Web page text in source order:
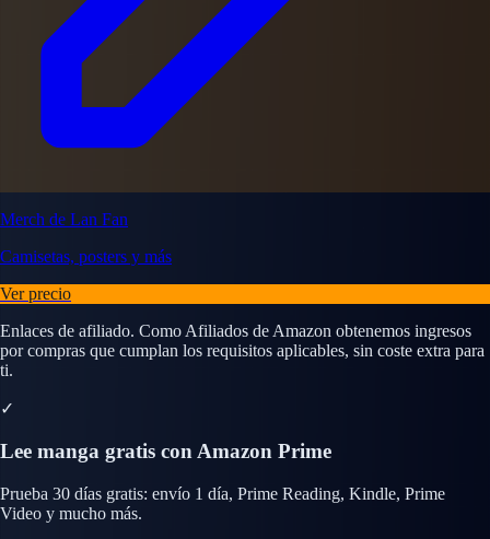
Merch de Lan Fan
Camisetas, posters y más
Ver precio
Enlaces de afiliado. Como Afiliados de Amazon obtenemos ingresos
por compras que cumplan los requisitos aplicables, sin coste extra para
ti.
✓
Lee manga gratis con Amazon Prime
Prueba 30 días gratis: envío 1 día, Prime Reading, Kindle, Prime
Video y mucho más.